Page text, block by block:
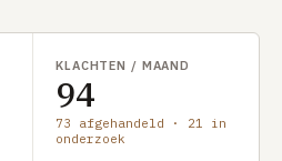
KLACHTEN / MAAND
94
73 afgehandeld · 21 in
onderzoek